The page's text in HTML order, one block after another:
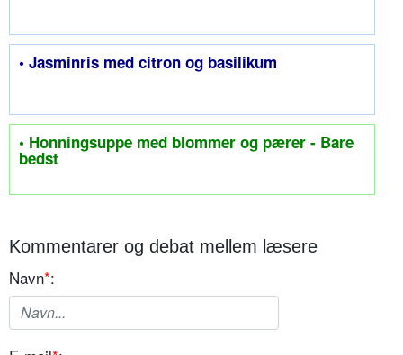
• Jasminris med citron og basilikum
• Honningsuppe med blommer og pærer - Bare
bedst
Kommentarer og debat mellem læsere
Navn*: